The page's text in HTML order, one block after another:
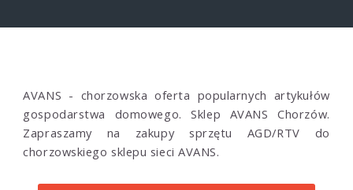
AVANS - chorzowska oferta popularnych artykułów
gospodarstwa domowego. Sklep AVANS Chorzów.
Zapraszamy na zakupy sprzętu AGD/RTV do
chorzowskiego sklepu sieci AVANS.